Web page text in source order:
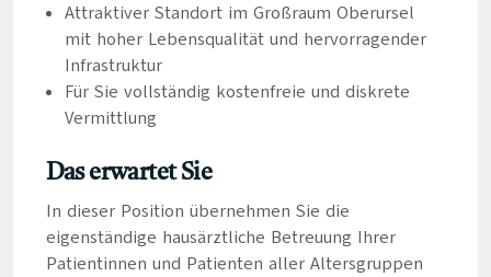
Attraktiver Standort im Großraum Oberursel
mit hoher Lebensqualität und hervorragender
Infrastruktur
Für Sie vollständig kostenfreie und diskrete
Vermittlung
Das erwartet Sie
In dieser Position übernehmen Sie die
eigenständige hausärztliche Betreuung Ihrer
Patientinnen und Patienten aller Altersgruppen